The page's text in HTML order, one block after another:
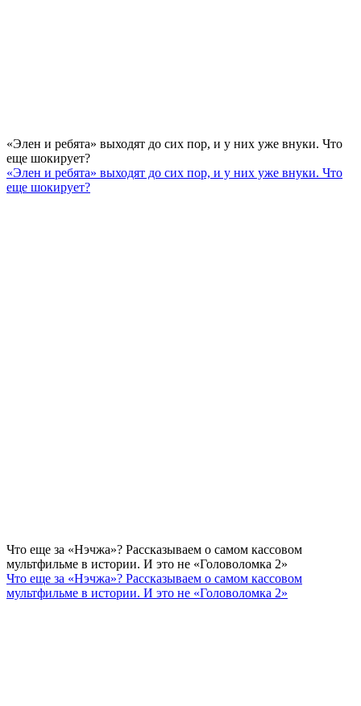
«Элен и ребята» выходят до сих пор, и у них уже внуки. Что
еще шокирует?
«Элен и ребята» выходят до сих пор, и у них уже внуки. Что
еще шокирует?
Что еще за «Нэчжа»? Рассказываем о самом кассовом
мультфильме в истории. И это не «Головоломка 2»
Что еще за «Нэчжа»? Рассказываем о самом кассовом
мультфильме в истории. И это не «Головоломка 2»